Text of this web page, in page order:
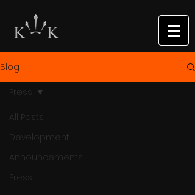
Blog
All Posts
Development
Announcements
Press
Press